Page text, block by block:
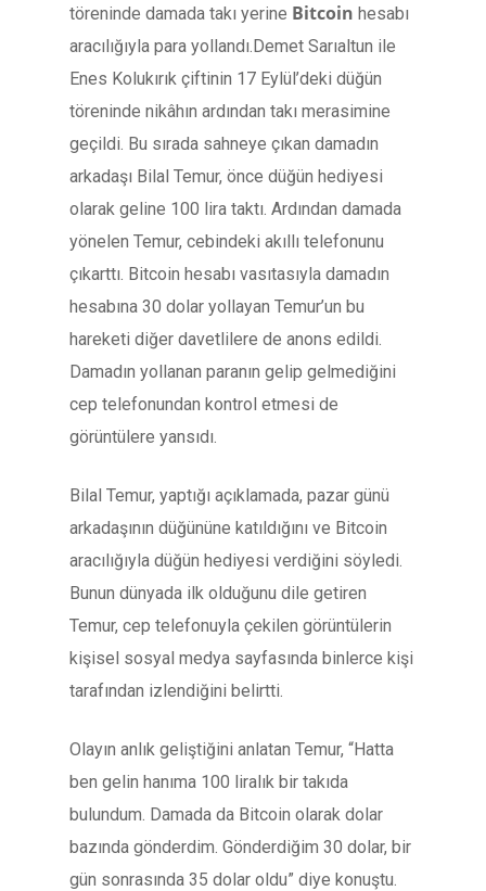
töreninde damada takı yerine Bitcoin hesabı
aracılığıyla para yollandı.Demet Sarıaltun ile
Enes Kolukırık çiftinin 17 Eylül’deki düğün
töreninde nikâhın ardından takı merasimine
geçildi. Bu sırada sahneye çıkan damadın
arkadaşı Bilal Temur, önce düğün hediyesi
olarak geline 100 lira taktı. Ardından damada
yönelen Temur, cebindeki akıllı telefonunu
çıkarttı. Bitcoin hesabı vasıtasıyla damadın
hesabına 30 dolar yollayan Temur’un bu
hareketi diğer davetlilere de anons edildi.
Damadın yollanan paranın gelip gelmediğini
cep telefonundan kontrol etmesi de
görüntülere yansıdı.
Bilal Temur, yaptığı açıklamada, pazar günü
arkadaşının düğününe katıldığını ve Bitcoin
aracılığıyla düğün hediyesi verdiğini söyledi.
Bunun dünyada ilk olduğunu dile getiren
Temur, cep telefonuyla çekilen görüntülerin
kişisel sosyal medya sayfasında binlerce kişi
tarafından izlendiğini belirtti.
Olayın anlık geliştiğini anlatan Temur, “Hatta
ben gelin hanıma 100 liralık bir takıda
bulundum. Damada da Bitcoin olarak dolar
bazında gönderdim. Gönderdiğim 30 dolar, bir
gün sonrasında 35 dolar oldu” diye konuştu.